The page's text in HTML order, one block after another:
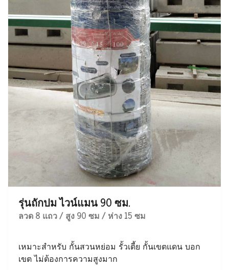
รุ่นถักปม ไวน์แมน 90 ซม.
ลวด 8 แถว / สูง 90 ซม / ห่าง 15 ซม
เหมาะสำหรับ กั้นสวนหย่อม รั้วเตี้ย กั้นเขตแดน บอก
เขต ไม่ต้องการความสูงมาก